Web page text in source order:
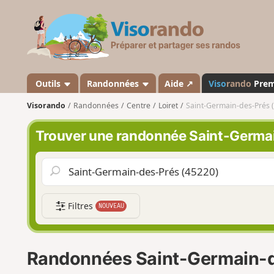
s
a
n
d
o
Outils Randonnées Aide ↗ Visorando
Visorando Randonnées Centre Loiret Saint-Germain-des-Prés
Trouver une randonnée Saint-
Filtres NOUVEAU
Randonnées Saint-